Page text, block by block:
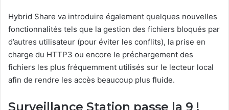
Hybrid Share va introduire également quelques nouvelles
fonctionnalités tels que la gestion des fichiers bloqués par
d’autres utilisateur (pour éviter les conflits), la prise en
charge du HTTP3 ou encore le préchargement des
fichiers les plus fréquemment utilisés sur le lecteur local
afin de rendre les accès beaucoup plus fluide.
Surveillance Station passe la 9 !